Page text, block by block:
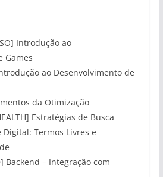
Introdução ao
Games
ao Desenvolvimento de
da Otimização
Estratégias de Busca
Termos Livres e
Backend – Integração com